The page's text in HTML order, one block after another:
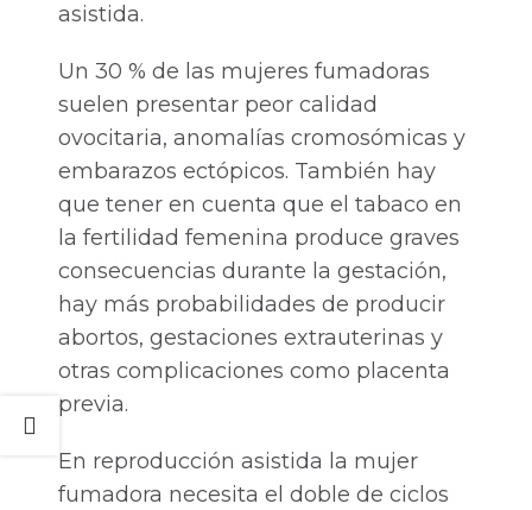
asistida.
Un 30 % de las mujeres fumadoras
suelen presentar peor calidad
ovocitaria, anomalías cromosómicas y
embarazos ectópicos. También hay
que tener en cuenta que el tabaco en
la fertilidad femenina produce graves
consecuencias durante la gestación,
hay más probabilidades de producir
abortos, gestaciones extrauterinas y
otras complicaciones como placenta
previa.
En reproducción asistida la mujer
fumadora necesita el doble de ciclos